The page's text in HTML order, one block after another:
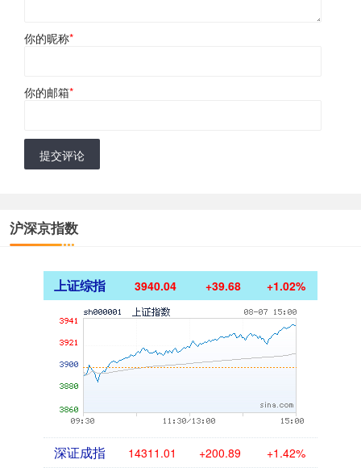
你的昵称*
你的邮箱*
提交评论
沪深京指数
上证综指 3940.04 +39.68 +1.02%
深证成指 14311.01 +200.89 +1.42%